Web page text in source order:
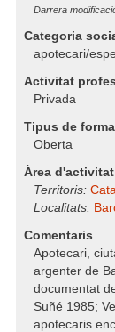
Darrera
Categoria
apotecari/
Activitat
Privada
Tipus de
Oberta
Àrea d'activitat
Territoris:
Localitats:
Comentaris
Apotecari,
argenter de
documentat
Suñé 1985;
apotecaris